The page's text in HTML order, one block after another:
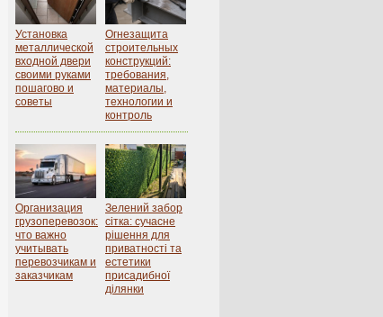
Установка
металлической
входной двери
своими руками
пошагово и
советы
Огнезащита
строительных
конструкций:
требования,
материалы,
технологии и
контроль
Организация
грузоперевозок:
что важно
учитывать
перевозчикам и
заказчикам
Зелений забор
сітка: сучасне
рішення для
приватності та
естетики
присадибної
ділянки